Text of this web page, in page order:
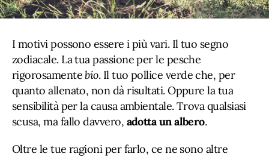
I motivi possono essere i più vari. Il tuo segno
zodiacale. La tua passione per le pesche
rigorosamentebio. Il tuo pollice verde che, per
quanto allenato, non dà risultati. Oppure la tua
sensibilità per la causa ambientale. Trova qualsiasi
scusa, ma fallo davvero, adotta un albero.
Oltre le tue ragioni per farlo, ce ne sono altre